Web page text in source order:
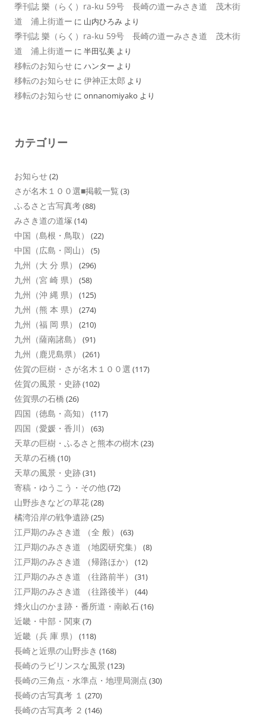
季刊誌 樂（らく）ra-ku 59号 長崎の道ーみさき道 茂木街
道 浦上街道ー に 山内ひろみ より
季刊誌 樂（らく）ra-ku 59号 長崎の道ーみさき道 茂木街
道 浦上街道ー に 半田弘美 より
移転のお知らせ に ハンター より
移転のお知らせ に 伊神正太郎 より
移転のお知らせ に onnanomiyako より
カテゴリー
お知らせ(2)
さが名木１００選■掲載一覧 (3)
ふるさと古写真考(88)
みさき道の道塚 (14)
中国（島根・鳥取） (22)
中国（広島・岡山） (5)
九州（大 分 県） (296)
九州（宮 崎 県） (58)
九州（沖 縄 県） (125)
九州（熊 本 県） (274)
九州（福 岡 県） (210)
九州（薩南諸島） (91)
九州（鹿児島県） (261)
佐賀の巨樹・さが名木１００選 (117)
佐賀の風景・史跡(102)
佐賀県の石橋 (26)
四国（徳島・高知） (117)
四国（愛媛・香川） (63)
天草の巨樹・ふるさと熊本の樹木 (23)
天草の石橋 (10)
天草の風景・史跡(31)
寄稿・ゆうこう・その他(72)
山野歩きなどの草花(28)
橘湾沿岸の戦争遺跡(25)
江戸期のみさき道 （全 般） (63)
江戸期のみさき道 （地図研究集） (8)
江戸期のみさき道 （帰路ほか） (12)
江戸期のみさき道 （往路前半） (31)
江戸期のみさき道 （往路後半） (44)
烽火山のかま跡・番所道・南畝石(16)
近畿・中部・関東 (7)
近畿（兵 庫 県） (118)
長崎と近県の山野歩き (168)
長崎のラビリンスな風景 (123)
長崎の三角点・水準点・地理局測点 (30)
長崎の古写真考 １ (270)
長崎の古写真考 ２ (146)